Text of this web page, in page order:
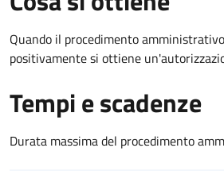
Quando il procedimento
positivamente si ottiene
Tempi e scadenze
Durata massima del procedimento